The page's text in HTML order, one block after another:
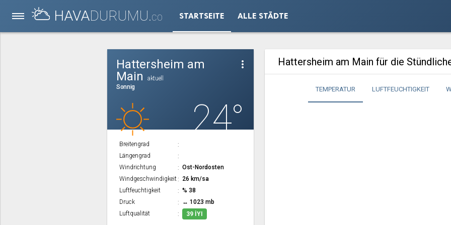
HAVADURUMU.CO STARTSEITE ALLE STÄDTE
more_vert
Hattersheim am
Main
aktuell
Sonnig
24°
Breitengrad
Längengrad
Windrichtung
Ost-Nordosten
Windgeschwindigkeit
26 km/sa
Luftfeuchtigkeit
% 38
Druck
↔ 1023 mb
Luftqualität
39 İYI
Hattersheim am Main für die
TEMPERATUR LUFTFEUCHTIGKEIT